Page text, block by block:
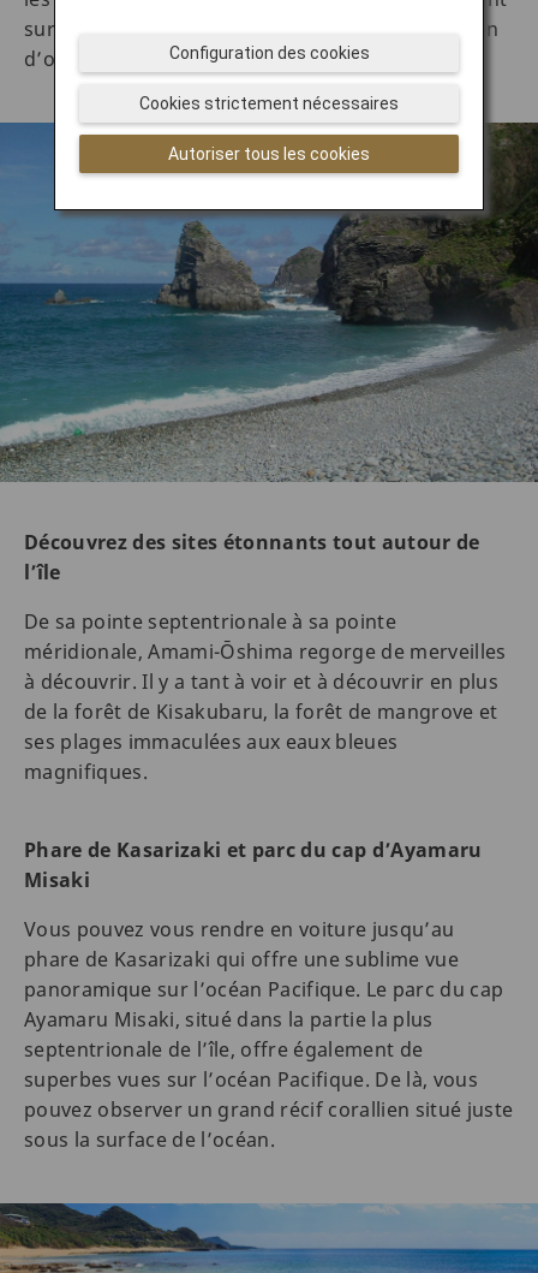
sur la mer, ce qui donne à la pièce une impression
d’ouverture.
Découvrez des sites étonnants tout autour de
l’île
De sa pointe septentrionale à sa pointe
méridionale, Amami-Ōshima regorge de merveilles
à découvrir. Il y a tant à voir et à découvrir en plus
de la forêt de Kisakubaru, la forêt de mangrove et
ses plages immaculées aux eaux bleues
magnifiques.
Phare de Kasarizaki et parc du cap d’Ayamaru
Misaki
Vous pouvez vous rendre en voiture jusqu’au
phare de Kasarizaki qui offre une sublime vue
panoramique sur l’océan Pacifique. Le parc du cap
Ayamaru Misaki, situé dans la partie la plus
septentrionale de l’île, offre également de
superbes vues sur l’océan Pacifique. De là, vous
pouvez observer un grand récif corallien situé juste
sous la surface de l’océan.
Autoriser tous les cookies
Cookies strictement nécessaires
Configuration des cookies